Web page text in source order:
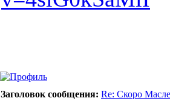
Заголовок сообщения: Re: Скоро